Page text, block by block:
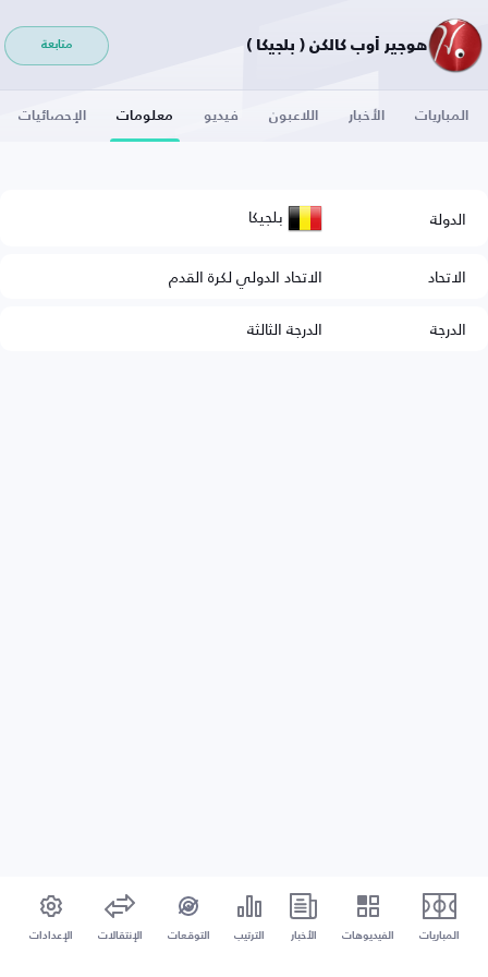
هوجير أوب كالكن ( بلجيكا ) متابعة
المباريات الأخبار اللاعبون فيديو معلومات الإحصائيات
الدولة بلجيكا
الاتحاد
الاتحاد الدولي لكرة القدم
الدرجة
الدرجة الثالثة
المباريات الفيديوهات الأخبار الترتيب التوقعات الإنتقالات الإعدادات